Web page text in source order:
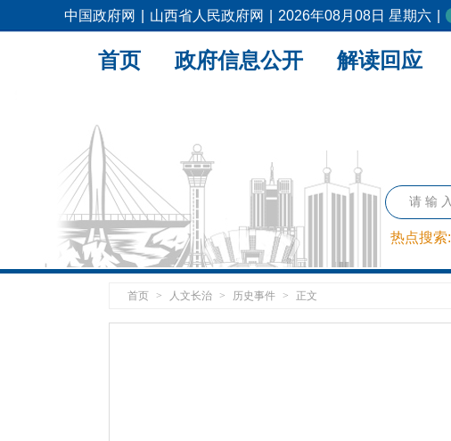
中国政府网 山西省人民政府网 2026年08月08日 星期六
热点搜索:
首页 政府信息公开 解读回应
首页 > 人文长治 > 历史事件 > 正文